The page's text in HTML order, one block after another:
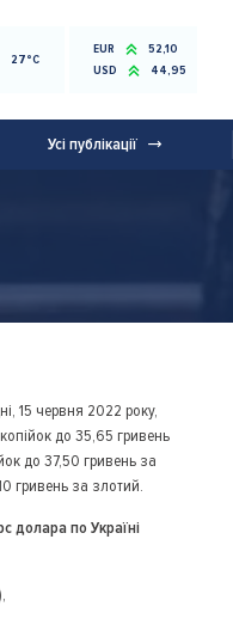
27°C
EUR
52,10
USD
44,95
Усі публікації
15 червня 2022 року,
до 35,65 гривень
до 37,50 гривень за
гривень за злотий.
долара по Україні